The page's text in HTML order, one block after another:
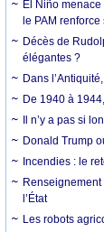
El Niño
le PAM renforce
Décès de
élégantes ?
Dans
De 1940 à
Il n’y a pas si
Donald Trump
Incendies : le
l’État
Les robots